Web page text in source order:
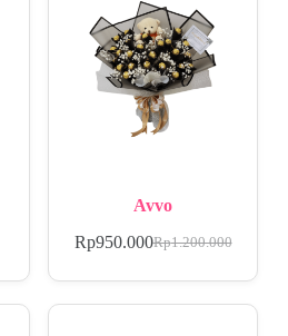
Avvo
Rp1.200.000
Rp950.000